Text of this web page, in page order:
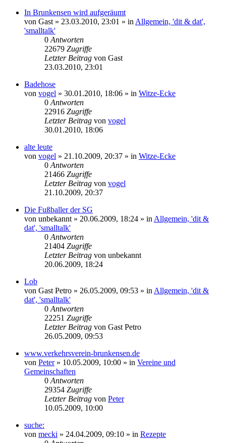
In Brunkensen wird aufgeräumt
von Gast » 23.03.2010, 23:01 » in Allgemein, 'dit & dat',
'smalltalk'
0 Antworten
22679 Zugriffe
Letzter Beitrag von Gast
23.03.2010, 23:01
Badehose
von vogel » 30.01.2010, 18:06 » in Witze-Ecke
0 Antworten
22916 Zugriffe
Letzter Beitrag von vogel
30.01.2010, 18:06
alte leute
von vogel » 21.10.2009, 20:37 » in Witze-Ecke
0 Antworten
21466 Zugriffe
Letzter Beitrag von vogel
21.10.2009, 20:37
Die Fußballer der SG
von unbekannt » 20.06.2009, 18:24 » in Allgemein, 'dit &
dat', 'smalltalk'
0 Antworten
21404 Zugriffe
Letzter Beitrag von unbekannt
20.06.2009, 18:24
Lob
von Gast Petro » 26.05.2009, 09:53 » in Allgemein, 'dit &
dat', 'smalltalk'
0 Antworten
22251 Zugriffe
Letzter Beitrag von Gast Petro
26.05.2009, 09:53
www.verkehrsverein-brunkensen.de
von Peter» 10.05.2009, 10:00 » in Vereine und
Gemeinschaften
0 Antworten
29354 Zugriffe
Letzter Beitrag von Peter
10.05.2009, 10:00
suche:
von mecki » 24.04.2009, 09:10 » in Rezepte